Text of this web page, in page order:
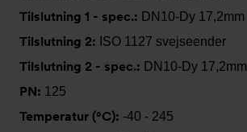
Tilslutning 1 - spec.: DN10-Dy 17,2mm
Tilslutning 2: ISO 1127 svejseender
Tilslutning 2 - spec.: DN10-Dy 17,2mm
PN: 125
Temperatur (°C): -40 - 245